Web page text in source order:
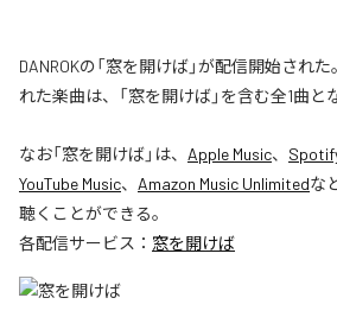
DANROKの「窓を開けば」が配信開始され
れた楽曲は、「窓を開けば」を含む全1曲と
なお「窓を開けば」は、 Apple Music、
YouTube Music、 Amazon Music Unlimitedな
聴くことができる。
各配信サービス： 窓を開けば